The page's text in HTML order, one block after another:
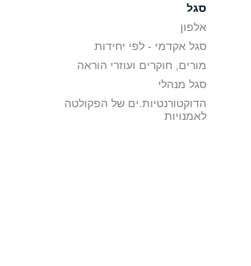
סגל
אלפון
סגל אקדמי - לפי יחידות
מורים, חוקרים ועוזרי הוראה
סגל מנהלי
הדוקטורנטיות.ים של הפקולטה
לאמנויות